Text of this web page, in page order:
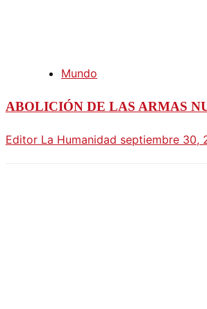
Mundo
ABOLICIÓN DE LAS ARMAS
Editor La Humanidad septiembre 30,